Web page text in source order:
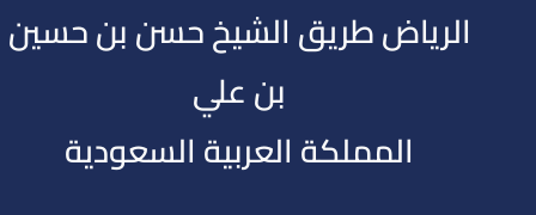
الرياض طريق الشيخ حسن بن حسين
بن علي
المملكة العربية السعودية